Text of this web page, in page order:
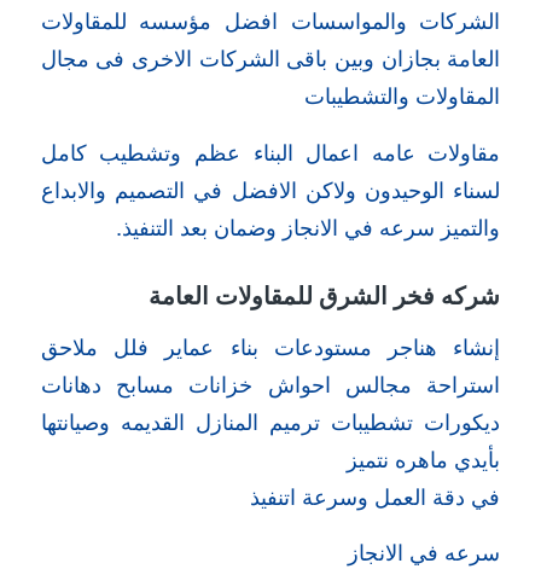
الشركات والمواسسات افضل مؤسسه للمقاولات
العامة بجازان وبين باقى الشركات الاخرى فى مجال
المقاولات والتشطيبات
مقاولات عامه اعمال البناء عظم وتشطيب كامل
لسناء الوحيدون ولاكن الافضل في التصميم والابداع
والتميز سرعه في الانجاز وضمان بعد التنفيذ.
شركه فخر الشرق للمقاولات العامة
إنشاء هناجر مستودعات بناء عماير فلل ملاحق
استراحة مجالس احواش خزانات مسابح دهانات
ديكورات تشطيبات ترميم المنازل القديمه وصيانتها
بأيدي ماهره نتميز
في دقة العمل وسرعة اتنفيذ
سرعه في الانجاز